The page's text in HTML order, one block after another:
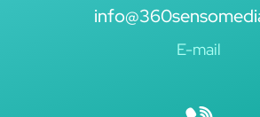
E-mail